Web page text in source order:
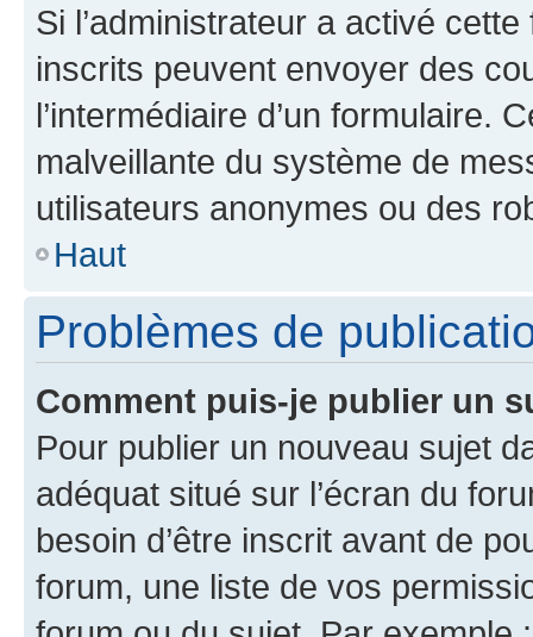
Si l’administrateur a activé
inscrits peuvent envoyer des
l’intermédiaire d’un formulaire.
malveillante du système de
utilisateurs anonymes ou des
Haut
Problèmes de
Comment puis-je publier un
Pour publier un nouveau sujet
adéquat situé sur l’écran du
besoin d’être inscrit avant de
forum, une liste de vos